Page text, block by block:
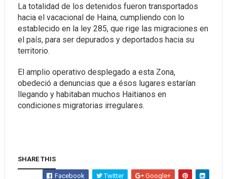
La totalidad de los detenidos fueron transportados
hacia el vacacional de Haina, cumpliendo con lo
establecido en la ley 285, que rige las migraciones en
el país, para ser depurados y deportados hacia su
territorio.
El amplio operativo desplegado a esta Zona,
obedeció a denuncias que a ésos lugares estarían
llegando y habitaban muchos Haitianos en
condiciones migratorias irregulares.
SHARE THIS
Facebook Twitter Google+